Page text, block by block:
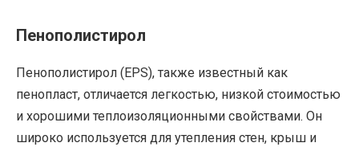
Пенополистирол
Пенополистирол (EPS), также известный как
пенопласт, отличается легкостью, низкой стоимостью
и хорошими теплоизоляционными свойствами. Он
широко используется для утепления стен, крыш и